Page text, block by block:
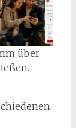
über